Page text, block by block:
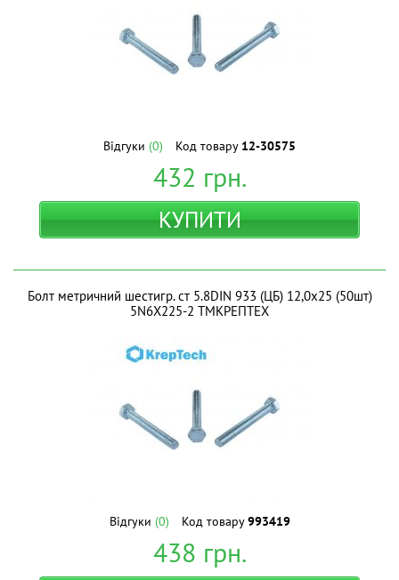
Відгуки (0) Код товару 12-30575
432 грн.
КУПИТИ
Болт метричний шестигр. ст 5.8DIN 933 (ЦБ) 12,0х25 (50шт)
5N6X225-2 ТМКРЕПТЕХ
Відгуки (0) Код товару993419
438 грн.